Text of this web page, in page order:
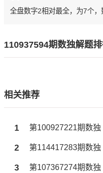
全盘数字2相对最全，为7个，
110937594期数独解题
相关推荐
1 第100927221期数独
2 第114417283期数独
3 第107367274期数独